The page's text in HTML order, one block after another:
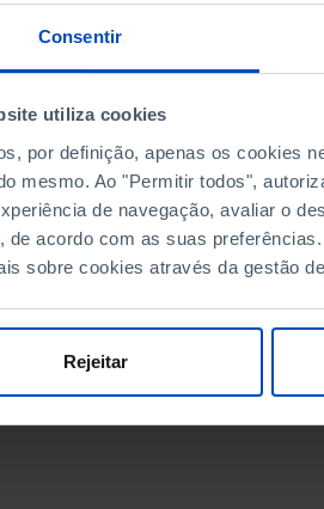
Consentir
utiliza cookies
por definição, apenas os cookies
mesmo. Ao "Permitir todos",
de navegação, avaliar o
de acordo com as suas
sobre cookies através da gestão
Rejeitar
DATA